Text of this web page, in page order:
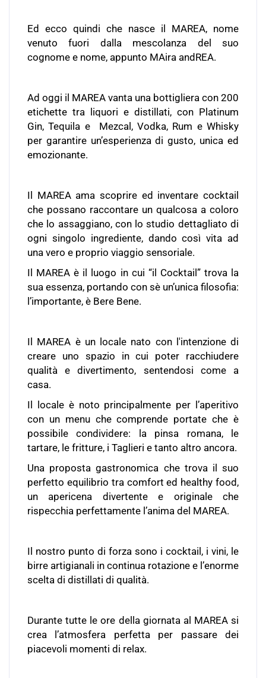
Ed ecco quindi che nasce il MAREA, nome
venuto fuori dalla mescolanza del suo
cognome e nome, appunto MAira andREA.
Ad oggi il MAREA vanta una bottigliera con 200
etichette tra liquori e distillati, con Platinum
Gin, Tequila e
Mezcal, Vodka, Rum e Whisky
per garantire un’esperienza di gusto, unica ed
emozionante.
Il MAREA ama scoprire ed inventare cocktail
che possano raccontare un qualcosa a coloro
che lo assaggiano, con lo studio dettagliato di
ogni singolo ingrediente, dando così vita ad
una vero e proprio viaggio sensoriale.
Il MAREA è il luogo in cui “il Cocktail” trova la
sua essenza, portando con sè un’unica filosofia:
l’importante, è Bere Bene.
Il MAREA è un locale nato con l′intenzione di
creare uno spazio in cui poter racchiudere
qualità e divertimento, sentendosi come a
casa.
Il locale è noto principalmente per l’aperitivo
con un menu che comprende portate che è
possibile condividere: la pinsa romana, le
tartare, le fritture, i Taglieri e tanto altro ancora.
Una proposta gastronomica che trova il suo
perfetto equilibrio tra comfort ed healthy food,
un apericena divertente e originale che
rispecchia perfettamente l’anima del MAREA.
Il nostro punto di forza sono i cocktail, i vini, le
birre artigianali in continua rotazione e l’enorme
scelta di distillati di qualità.
Durante tutte le ore della giornata al MAREA si
crea l’atmosfera perfetta per passare dei
piacevoli momenti di relax.